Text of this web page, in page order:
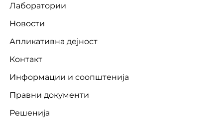
Лаборатории
Новости
Апликативна дејност
Контакт
Информации и соопштенија
Правни документи
Решенија